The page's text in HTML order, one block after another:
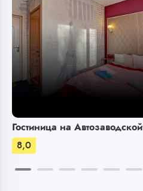
Гостиница на Автозаводской
8,0